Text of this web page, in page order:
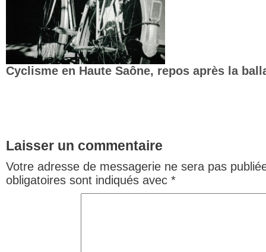
Cyclisme en Haute Saône, repos après la
Laisser un commentaire
Votre adresse de messagerie ne sera pas
obligatoires sont indiqués avec *